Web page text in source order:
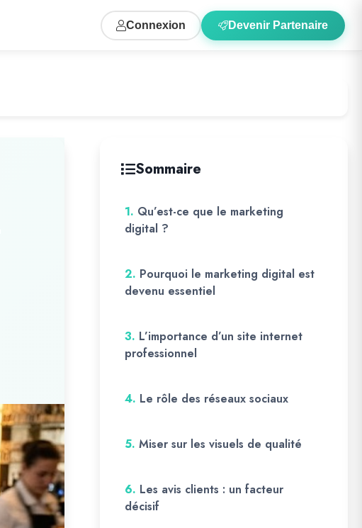
Connexion Devenir Partenaire
Sommaire
1. Qu’est-ce que le marketing
digital ?
2. Pourquoi le marketing digital est
devenu essentiel
3. L’importance d’un site internet
professionnel
4. Le rôle des réseaux sociaux
5. Miser sur les visuels de qualité
6. Les avis clients : un facteur
décisif